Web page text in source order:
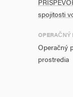
spojitosti
OPERAČNÝ
Operačný
prostredia